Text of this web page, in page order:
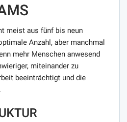
meist aus fünf bis neun
Anzahl, aber manchmal
mehr Menschen anwesend
miteinander zu
beeinträchtigt und die